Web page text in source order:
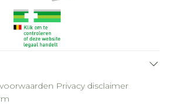
Privacy disclaimer